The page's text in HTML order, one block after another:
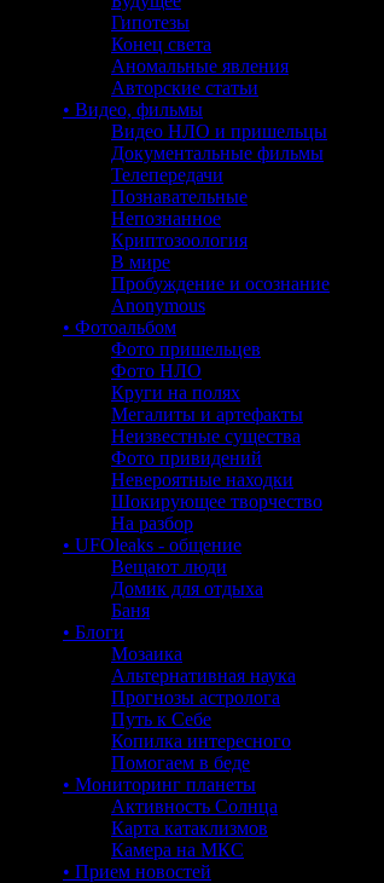
Гипотезы
Конец света
Аномальные явления
Авторские статьи
• Видео, фильмы
Видео НЛО и пришельцы
Документальные фильмы
Телепередачи
Познавательные
Непознанное
Криптозоология
В мире
Пробуждение и осознание
Anonymous
• Фотоальбом
Фото пришельцев
Фото НЛО
Круги на полях
Мегалиты и артефакты
Неизвестные существа
Фото привидений
Невероятные находки
Шокирующее творчество
На разбор
• UFOleaks - общение
Вещают люди
Домик для отдыха
Баня
• Блоги
Мозаика
Альтернативная наука
Прогнозы астролога
Путь к Себе
Копилка интересного
Помогаем в беде
• Мониторинг планеты
Активность Солнца
Карта катаклизмов
Камера на МКС
• Прием новостей